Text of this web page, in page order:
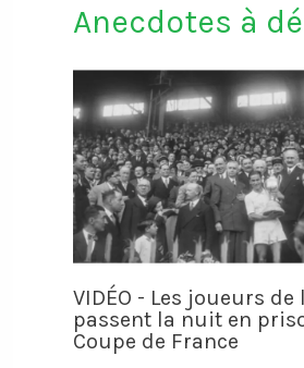
Anecdotes à
VIDÉO - Les joueurs de
passent la nuit en
Coupe de France